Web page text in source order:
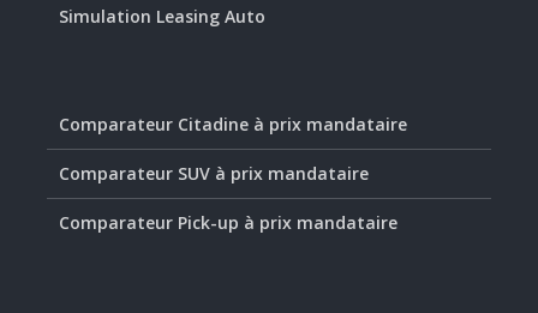
Simulation Leasing Auto
Comparateur Citadine à prix mandataire
Comparateur SUV à prix mandataire
Comparateur Pick-up à prix mandataire